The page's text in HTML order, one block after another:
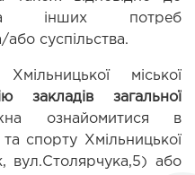
та інших потреб
або суспільства.
міської
закладів загальної
ознайомитися в
та спорту Хмільницької
вул.Столярчука,5) або